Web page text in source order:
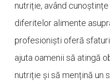
nutriție, având
diferitelor alimente
profesioniști oferă
ajuta oamenii să atingă
nutriție și să mențină un